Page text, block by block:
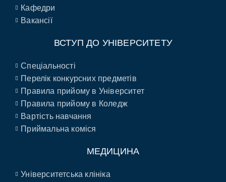
Кафедри
Вакансії
ВСТУП ДО УНІВЕРСИТЕТУ
Спеціальності
Перелік конкурсних предметів
Правила прийому в Університет
Правила прийому в Коледж
Вартість навчання
Приймальна коміся
МЕДИЦИНА
Університетська клініка